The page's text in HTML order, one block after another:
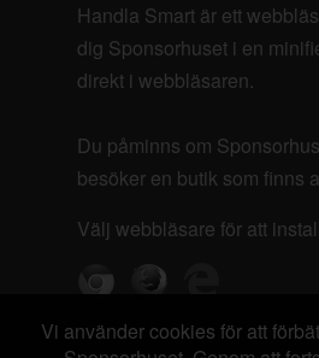
Handla Smart är ett
dig Sponsorhuset i en
direkt i webbläsaren.
Du påminns om
besöker en butik som finns
Välj webbläsare för att
Vi använder cookies för att